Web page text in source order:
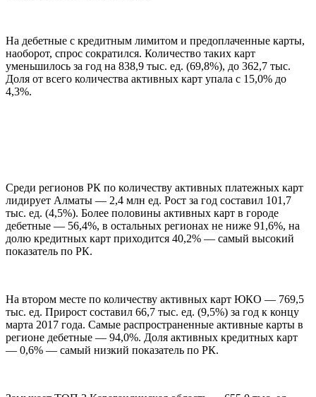
На дебетные с кредитным лимитом и предоплаченные карты,
наоборот, спрос сократился. Количество таких карт
уменьшилось за год на 838,9 тыс. ед. (69,8%), до 362,7 тыс.
Доля от всего количества активных карт упала с 15,0% до
4,3%.
Среди регионов РК по количеству активных платежных карт
лидирует Алматы — 2,4 млн ед. Рост за год составил 101,7
тыс. ед. (4,5%). Более половины активных карт в городе
дебетные — 56,4%, в остальных регионах не ниже 91,6%, на
долю кредитных карт приходится 40,2% — самый высокий
показатель по РК.
На втором месте по количеству активных карт ЮКО — 769,5
тыс. ед. Прирост составил 66,7 тыс. ед. (9,5%) за год к концу
марта 2017 года. Самые распространенные активные карты в
регионе дебетные — 94,0%. Доля активных кредитных карт
— 0,6% — самый низкий показатель по РК.